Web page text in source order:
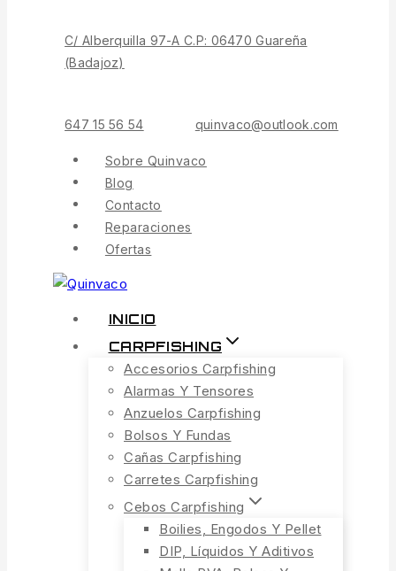
C/ Alberquilla 97-A C.P: 06470 Guareña
(Badajoz)
647 15 56 54 quinvaco@outlook.com
Sobre Quinvaco
Blog
Contacto
Reparaciones
Ofertas
INICIO
CARPFISHING
Accesorios Carpfishing
Alarmas Y Tensores
Anzuelos Carpfishing
Bolsos Y Fundas
Cañas Carpfishing
Carretes Carpfishing
Cebos Carpfishing
Boilies, Engodos Y Pellet
DIP, Líquidos Y Aditivos